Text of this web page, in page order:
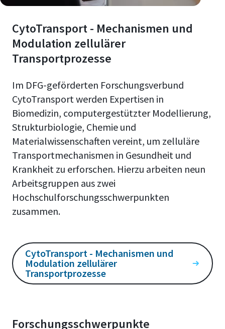
CytoTransport - Mechanismen und
Modulation zellulärer
Transportprozesse
Im DFG-geförderten Forschungsverbund
CytoTransport werden Expertisen in
Biomedizin, computergestützter Modellierung,
Strukturbiologie, Chemie und
Materialwissenschaften vereint, um zelluläre
Transportmechanismen in Gesundheit und
Krankheit zu erforschen. Hierzu arbeiten neun
Arbeitsgruppen aus zwei
Hochschulforschungsschwerpunkten
zusammen.
CytoTransport - Mechanismen und
Modulation zellulärer
Transportprozesse
Forschungsschwerpunkte